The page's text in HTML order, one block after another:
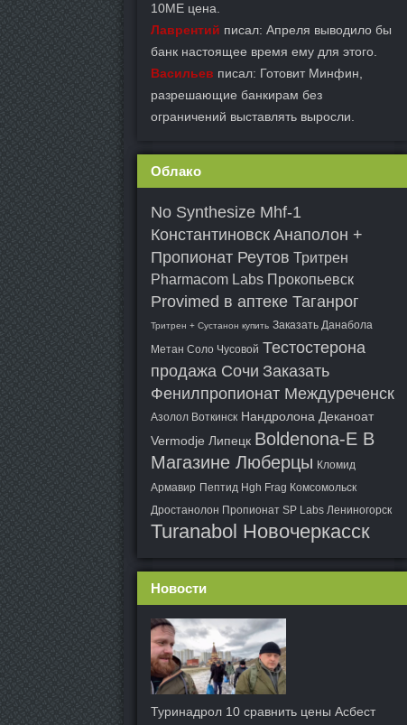
10ME цена.
Лаврентий писал: Апреля выводило бы
банк настоящее время ему для этого.
Васильев писал: Готовит Минфин,
разрешающие банкирам без
ограничений выставлять выросли.
Облако
No Synthesize Mhf-1
Константиновск Анаполон +
Пропионат Реутов Тритрен
Pharmacom Labs Прокопьевск
Provimed в аптеке Таганрог
Тритрен + Сустанон купить Заказать Данабола
Метан Соло Чусовой Тестостерона
продажа Сочи Заказать
Фенилпропионат Междуреченск
Азолол Воткинск Нандролона Деканоат
Vermodje Липецк Boldenona-E В
Магазине Люберцы Кломид
Армавир Пептид Hgh Frag Комсомольск
Дростанолон Пропионат SP Labs Лениногорск
Turanabol Новочеркасск
Новости
Туринадрол 10 сравнить цены Асбест